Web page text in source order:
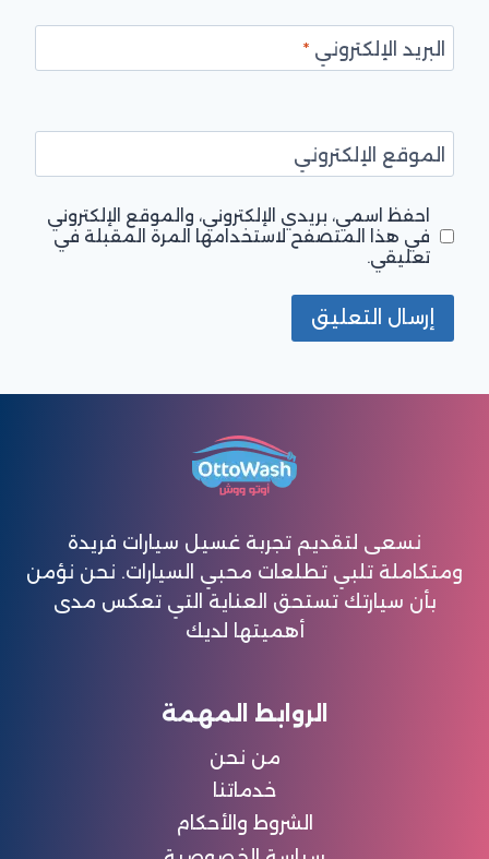
البريد الإلكتروني*
الموقع الإلكتروني
احفظ اسمي، بريدي الإلكتروني، والموقع الإلكتروني
في هذا المتصفح لاستخدامها المرة المقبلة في
تعليقي.
نسعى لتقديم تجربة غسيل سيارات فريدة
ومتكاملة تلبي تطلعات محبي السيارات. نحن نؤمن
بأن سيارتك تستحق العناية التي تعكس مدى
أهميتها لديك
الروابط المهمة
من نحن
خدماتنا
الشروط والأحكام